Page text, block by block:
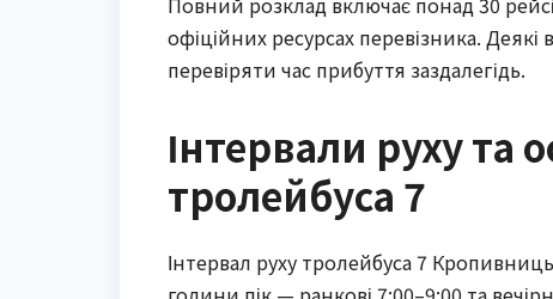
офіційних ресурсах перевізника.
перевіряти час прибуття заздалегідь.
Інтервали руху та
тролейбуса 7
Інтервал руху тролейбуса 7